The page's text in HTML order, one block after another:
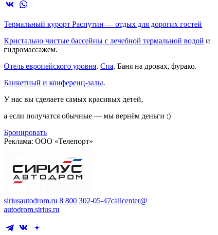
Термальный курорт Распутин — отдых для дорогих гостей
Кристально чистые бассейны с лечебной термальной водой и
гидромассажем.
Отель европейского уровня. Спа. Баня на дровах, фурако.
Банкетный и конференц-залы.
У нас вы сделаете самых красивых детей,
а если получатся обычные — мы вернём деньги :)
Бронировать
Реклама: ООО «Телепорт»
siriusautodrom.ru 8 800 302-05-47callcenter@
autodrom.sirius.ru